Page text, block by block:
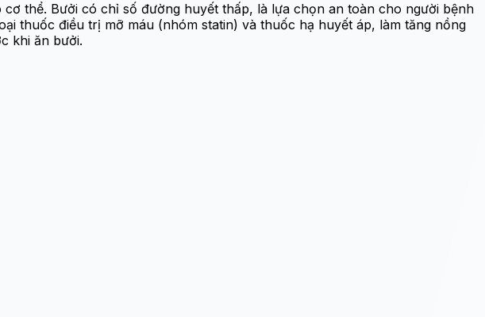
thể. Bưởi có chỉ số đường huyết thấp, là lựa chọn an toàn cho người bệnh
thuốc điều trị mỡ máu (nhóm statin) và thuốc hạ huyết áp, làm tăng nồng
khi ăn bưởi.